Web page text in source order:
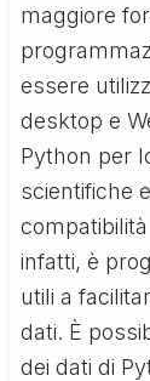
maggiore
essere
desktop e
Python per
scientifiche
infatti, è
utili a
dati. È
dei dati di